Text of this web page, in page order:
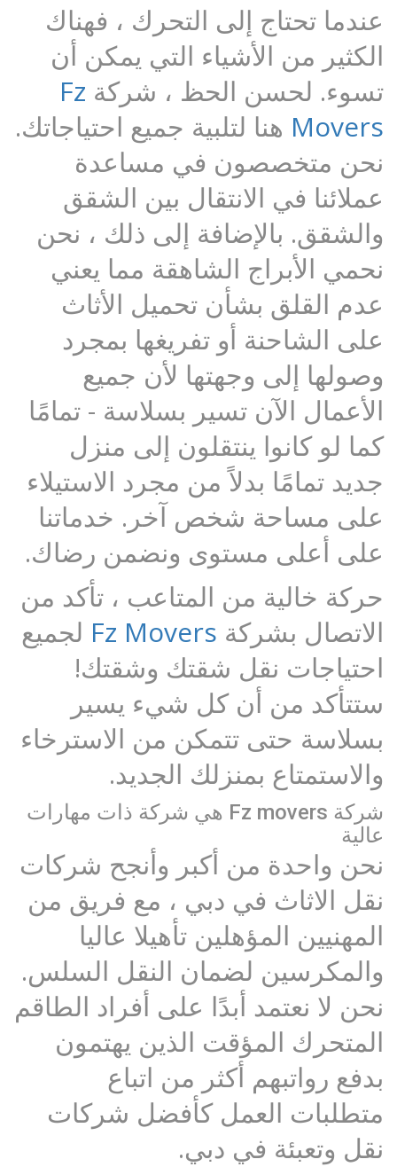
عندما تحتاج إلى التحرك ، فهناك
الكثير من الأشياء التي يمكن أن
تسوء. لحسن الحظ ، شركةFz
Moversهنا لتلبية جميع احتياجاتك.
نحن متخصصون في مساعدة
عملائنا في الانتقال بين الشقق
والشقق. بالإضافة إلى ذلك ، نحن
نحمي الأبراج الشاهقة مما يعني
عدم القلق بشأن تحميل الأثاث
على الشاحنة أو تفريغها بمجرد
وصولها إلى وجهتها لأن جميع
الأعمال الآن تسير بسلاسة - تمامًا
كما لو كانوا ينتقلون إلى منزل
جديد تمامًا بدلاً من مجرد الاستيلاء
على مساحة شخص آخر. خدماتنا
على أعلى مستوى ونضمن رضاك.
حركة خالية من المتاعب ، تأكد من
الاتصال بشركةFz Moversلجميع
احتياجات نقل شقتك وشقتك!
ستتأكد من أن كل شيء يسير
بسلاسة حتى تتمكن من الاسترخاء
والاستمتاع بمنزلك الجديد.
شركة Fz movers هي شركة ذات مهارات
عالية
نحن واحدة من أكبر وأنجح شركات
نقل الاثاث في دبي ، مع فريق من
المهنيين المؤهلين تأهيلا عاليا
والمكرسين لضمان النقل السلس.
نحن لا نعتمد أبدًا على أفراد الطاقم
المتحرك المؤقت الذين يهتمون
بدفع رواتبهم أكثر من اتباع
متطلبات العمل كأفضل شركات
نقل وتعبئة في دبي.